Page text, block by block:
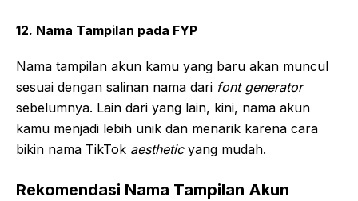
12. Nama Tampilan pada FYP
Nama tampilan akun kamu yang baru akan muncul
sesuai dengan salinan nama dari font generator
sebelumnya. Lain dari yang lain, kini, nama akun
kamu menjadi lebih unik dan menarik karena cara
bikin nama TikTok aestheticyang mudah.
Rekomendasi Nama Tampilan Akun